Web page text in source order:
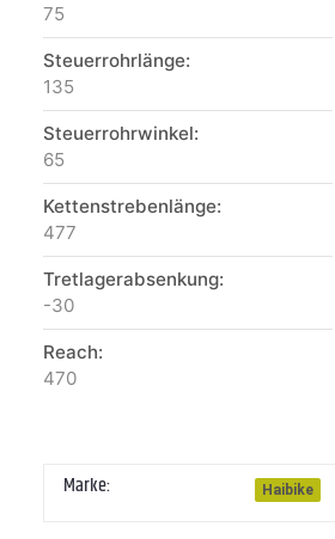
75
Steuerrohrlänge:
135
Steuerrohrwinkel:
65
Kettenstrebenlänge:
477
Tretlagerabsenkung:
-30
Reach:
470
Marke: Haibike